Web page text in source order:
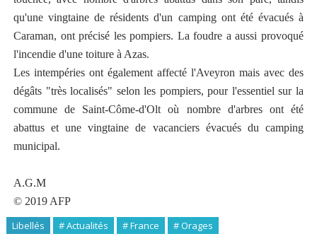
qu'une vingtaine de résidents d'un camping ont été évacués à
Caraman, ont précisé les pompiers. La foudre a aussi provoqué
l'incendie d'une toiture à Azas.
Les intempéries ont également affecté l'Aveyron mais avec des
dégâts "très localisés" selon les pompiers, pour l'essentiel sur la
commune de Saint-Côme-d'Olt où nombre d'arbres ont été
abattus et une vingtaine de vacanciers évacués du camping
municipal.
A.G.M
© 2019 AFP
Libellés # Actualités # France # Orages